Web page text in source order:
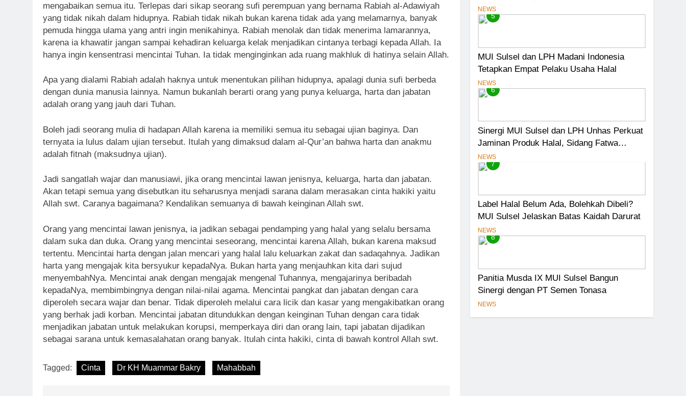
mengabaikan semua itu. Terlepas dari sikap seorang sufi perempuan yang bernama Rabiah al-Adawiyah
yang tidak nikah dalam hidupnya. Rabiah tidak nikah bukan karena tidak ada yang melamarnya, banyak
pemuda hingga ulama yang antri ingin menikahinya. Rabiah menolak dan tidak menerima lamarannya,
karena ia khawatir jangan sampai kehadiran keluarga kelak menjadikan cintanya terbagi kepada Allah. Ia
hanya ingin kensentrasi mencintai Tuhan. Ia tidak menginginkan ada ruang makhluk di hatinya selain Allah.
Apa yang dialami Rabiah adalah haknya untuk menentukan pilihan hidupnya, apalagi dunia sufi berbeda
dengan dunia manusia lainnya. Namun bukanlah berarti orang yang punya keluarga, harta dan jabatan
adalah orang yang jauh dari Tuhan.
Boleh jadi seorang mulia di hadapan Allah karena ia memiliki semua itu sebagai ujian baginya. Dan
ternyata ia lulus dalam ujian tersebut. Itulah yang dimaksud dalam al-Qur’an bahwa harta dan anakmu
adalah fitnah (maksudnya ujian).
Jadi sangatlah wajar dan manusiawi, jika orang mencintai lawan jenisnya, keluarga, harta dan jabatan.
Akan tetapi semua yang disebutkan itu seharusnya menjadi sarana dalam merasakan cinta hakiki yaitu
Allah swt. Caranya bagaimana? Kendalikan semuanya di bawah keinginan Allah swt.
Orang yang mencintai lawan jenisnya, ia jadikan sebagai pendamping yang halal yang selalu bersama
dalam suka dan duka. Orang yang mencintai seseorang, mencintai karena Allah, bukan karena maksud
tertentu. Mencintai harta dengan jalan mencari yang halal lalu keluarkan zakat dan sadaqahnya. Jadikan
harta yang mengajak kita bersyukur kepadaNya. Bukan harta yang menjauhkan kita dari sujud
menyembahNya. Mencintai anak dengan mengajak mengenal Tuhannya, mengajarinya beribadah
kepadaNya, membimbingnya dengan nilai-nilai agama. Mencintai pangkat dan jabatan dengan cara
diperoleh secara wajar dan benar. Tidak diperoleh melalui cara licik dan kasar yang mengakibatkan orang
yang berhak jadi korban. Mencintai jabatan ditundukkan dengan keinginan Tuhan dengan cara tidak
menjadikan jabatan untuk melakukan korupsi, memperkaya diri dan orang lain, tapi jabatan dijadikan
sebagai sarana untuk kemasalahatan orang banyak. Itulah cinta hakiki, cinta di bawah kontrol Allah swt.
Tagged: Cinta Dr KH Muammar Bakry Mahabbah
Sains
NEWS
5
MUI Sulsel dan LPH Madani Indonesia
Tetapkan Empat Pelaku Usaha Halal
NEWS
6
Sinergi MUI Sulsel dan LPH Unhas Perkuat
Jaminan Produk Halal, Sidang Fatwa
Tetapkan Kehalalan 7 Pelaku Usaha
NEWS
7
Label Halal Belum Ada, Bolehkah Dibeli?
MUI Sulsel Jelaskan Batas Kaidah Darurat
NEWS
8
Panitia Musda IX MUI Sulsel Bangun
Sinergi dengan PT Semen Tonasa
NEWS